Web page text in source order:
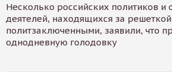
Несколько российских политиков
деятелей, находящихся за
политзаключенными, заявили, что
однодневную голодовку